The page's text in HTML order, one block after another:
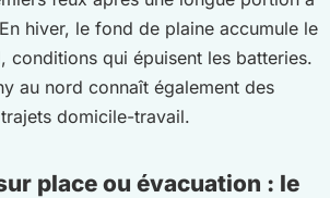
hiver, le fond de plaine accumule le
conditions qui épuisent les batteries.
au nord connaît également des
domicile-travail.
place ou évacuation : le